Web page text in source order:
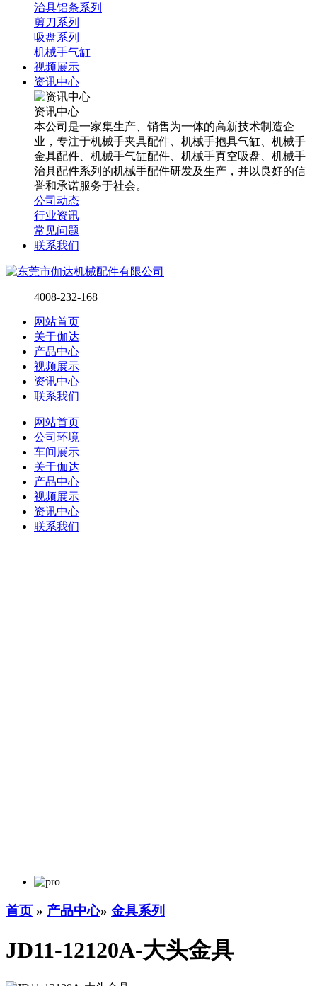
治具铝条系列
剪刀系列
吸盘系列
机械手气缸
视频展示
资讯中心
资讯中心
本公司是一家集生产、销售为一体的高新技术制造企
业，专注于机械手夹具配件、机械手抱具气缸、机械手
金具配件、机械手气缸配件、机械手真空吸盘、机械手
治具配件系列的机械手配件研发及生产，并以良好的信
誉和承诺服务于社会。
公司动态
行业资讯
常见问题
联系我们
4008-232-168
网站首页
关于伽达
产品中心
视频展示
资讯中心
联系我们
网站首页
公司环境
车间展示
关于伽达
产品中心
视频展示
资讯中心
联系我们
首页 » 产品中心» 金具系列
JD11-12120A-大头金具